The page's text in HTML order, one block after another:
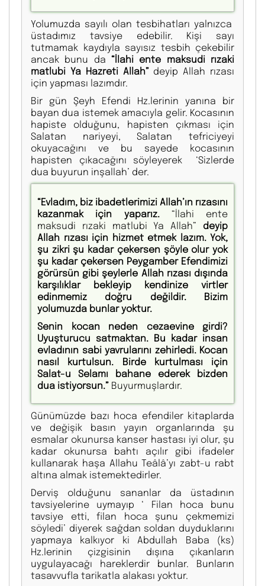
Yolumuzda sayılı olan tesbihatları yalnızca
üstadımız tavsiye edebilir. Kişi sayı
tutmamak kaydıyla sayısız tesbih çekebilir
ancak bunu da “İlahi ente maksudi rızaki
matlubi Ya Hazreti Allah”deyip Allah rızası
için yapması lazımdır.
Bir gün Şeyh Efendi Hz.lerinin yanına bir
bayan dua istemek amacıyla gelir. Kocasının
hapiste olduğunu, hapisten çıkması için
Salatan nariyeyi, Salatan tefriciyeyi
okuyacağını ve bu sayede kocasının
hapisten çıkacağını söyleyerek ‘Sizlerde
dua buyurun inşallah’ der.
“Evladım, biz ibadetlerimizi Allah’ın rızasını
kazanmak için yaparız. “İlahi ente
maksudi rızaki matlubi Ya Allah” deyip
Allah rızası için hizmet etmek lazım. Yok,
şu zikri şu kadar çekersen şöyle olur yok
şu kadar çekersen Peygamber Efendimizi
görürsün gibi şeylerle Allah rızası dışında
karşılıklar bekleyip kendinize virtler
edinmemiz doğru değildir. Bizim
yolumuzda bunlar yoktur.
Senin kocan neden cezaevine girdi?
Uyuşturucu satmaktan. Bu kadar insan
evladının sabi yavrularını zehirledi. Kocan
nasıl kurtulsun. Birde kurtulması için
Salat-u Selamı bahane ederek bizden
dua istiyorsun.” Buyurmuşlardır.
Günümüzde bazı hoca efendiler kitaplarda
ve değişik basın yayın organlarında şu
esmalar okunursa kanser hastası iyi olur, şu
kadar okunursa bahtı açılır gibi ifadeler
kullanarak haşa Allahu Teâlâ’yı zabt-u rabt
altına almak istemektedirler.
Derviş olduğunu sananlar da üstadının
tavsiyelerine uymayıp ‘ Filan hoca bunu
tavsiye etti, filan hoca şunu çekmemizi
söyledi’ diyerek sağdan soldan duyduklarını
yapmaya kalkıyor ki Abdullah Baba (ks)
Hz.lerinin çizgisinin dışına çıkanların
uygulayacağı hareklerdir bunlar. Bunların
tasavvufla tarikatla alakası yoktur.